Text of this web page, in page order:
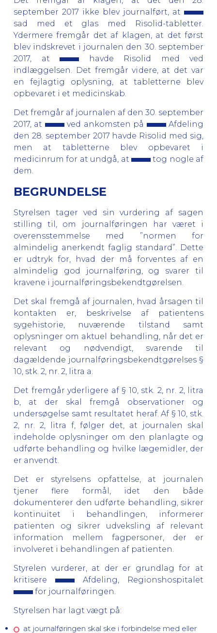
september 2017 ikke blev journalført, at
sad med et glas med Risolid-tabletter.
Ydermere fremgår det af klagen, at det først
blev indskrevet i journalen den 30. september
2017, at
havde Risolid med ved
indlæggelsen. Det fremgår videre, at det var
en fejlagtig oplysning, at tabletterne blev
opbevaret i et medicinskab.
Det fremgår af journalen af den 30. september
2017, at
ved ankomsten på
Afdeling
den 28. september 2017 havde Risolid med sig,
men at tabletterne blev opbevaret i
medicinrum for at undgå, at
tog nogle af
dem.
BEGRUNDELSE
Styrelsen tager ved sin vurdering af sagen
stilling til, om journalføringen har været i
overensstemmelse med ”normen for
almindelig anerkendt faglig standard”. Dette
er udtryk for, hvad der må forventes af en
almindelig god journalføring, og svarer til
kravene i journalføringsbekendtgørelsen.
Det skal fremgå af journalen, hvad årsagen til
kontakten er, beskrivelse af patientens
sygehistorie, nuværende tilstand samt
oplysninger om aktuel behandling, når det er
relevant og nødvendigt, svarende til
dagældende journalføringsbekendtgørelses §
10, stk. 2, nr. 2, litra a.
Det fremgår yderligere af § 10, stk. 2, nr. 2, litra
b, at der skal fremgå observationer og
undersøgelse samt resultatet heraf. Af § 10, stk.
2, nr. 2, litra f, følger det, at journalen skal
indeholde oplysninger om den planlagte og
udførte behandling og hvilke lægemidler, der
er anvendt.
Det er styrelsens opfattelse, at journalen
tjener flere formål, idet den både
dokumenterer den udførte behandling, sikrer
kontinuitet i behandlingen, informerer
patienten og sikrer udveksling af relevant
information mellem fagpersoner, der er
involveret i behandlingen af patienten.
Styrelen vurderer, at der er grundlag for at
kritisere
Afdeling, Regionshospitalet
for journalføringen.
Styrelsen har lagt vægt på:
at journalføringen skal ske i forbindelse med eller